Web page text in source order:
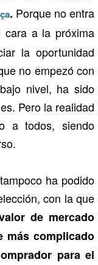
. Porque no entra
a la próxima
la oportunidad
no empezó con
nivel, ha sido
Pero la realidad
a todos, siendo
ha podido
con la que
de mercado
más complicado
para el